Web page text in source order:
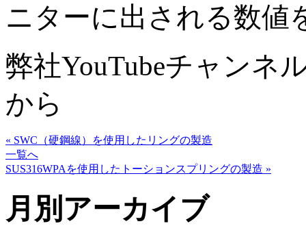
ニターに出される数値
弊社YouTubeチャンネ
から
« SWC（硬鋼線）を使用したリングの製造
一覧へ
SUS316WPAを使用したトーションスプリングの製造 »
月別アーカイブ